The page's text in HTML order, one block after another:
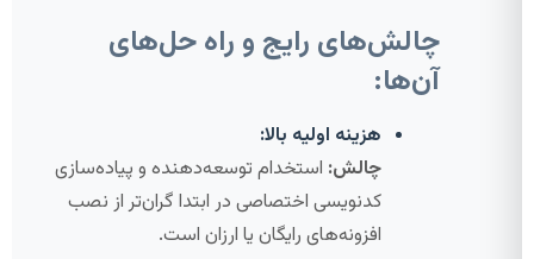
چالش‌های رایج و راه حل‌های
آن‌ها:
هزینه اولیه بالا:
چالش: استخدام توسعه‌دهنده و پیاده‌سازی
کدنویسی اختصاصی در ابتدا گران‌تر از نصب
افزونه‌های رایگان یا ارزان است.